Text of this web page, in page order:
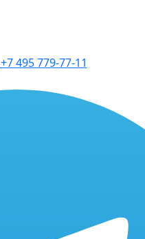
+7 495 779-77-11